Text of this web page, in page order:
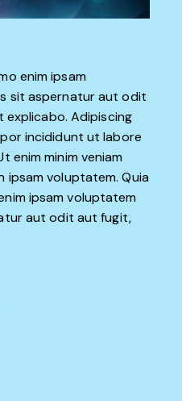
enim ipsam
sit aspernatur aut odit
explicabo. Adipiscing
incididunt ut labore
enim minim veniam
voluptatem. Quia
ipsam voluptatem
aut odit aut fugit,